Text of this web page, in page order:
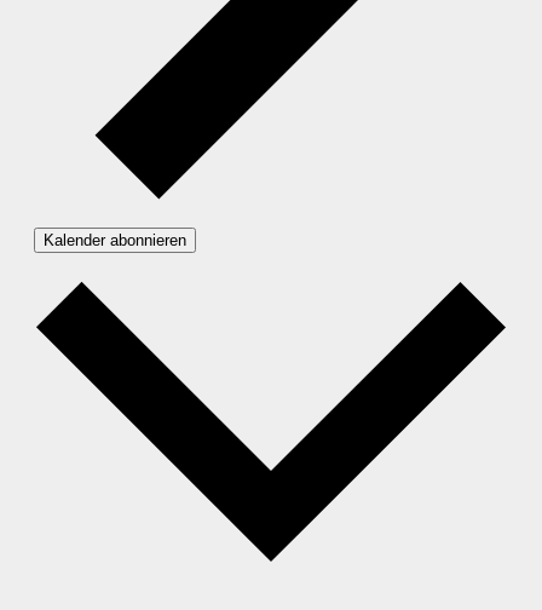
Kalender abonnieren